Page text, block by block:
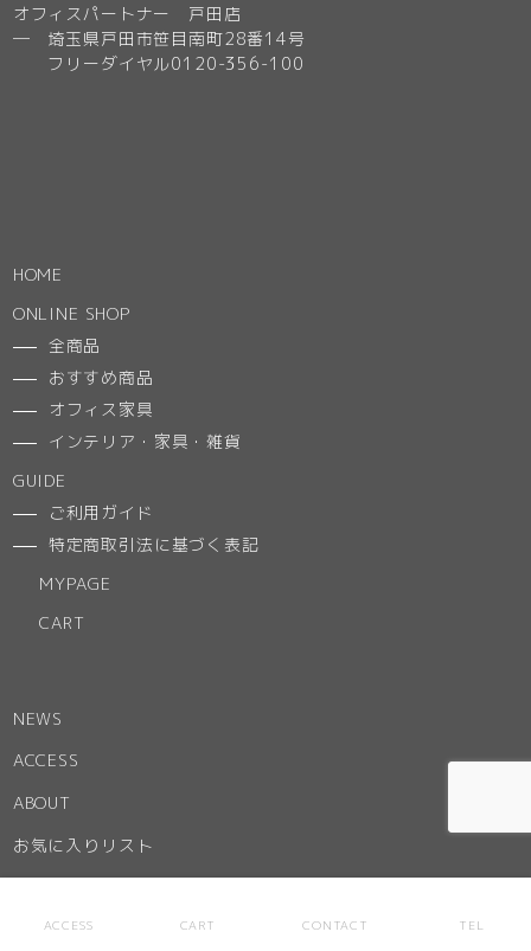
オフィスパートナー 戸田店
─ 埼玉県戸田市笹目南町28番14号
フリーダイヤル0120-356-100
HOME
ONLINE SHOP
全商品
おすすめ商品
オフィス家具
インテリア・家具・雑貨
GUIDE
ご利用ガイド
特定商取引法に基づく表記
MYPAGE
CART
NEWS
ACCESS
ABOUT
お気に入りリスト
ACCESS CART CONTACT TEL